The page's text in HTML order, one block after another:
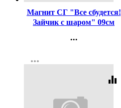
Магнит СГ "Все сбудется!
Зайчик с шаром" 09см
...
Регистрация
more_horiz
equalizer